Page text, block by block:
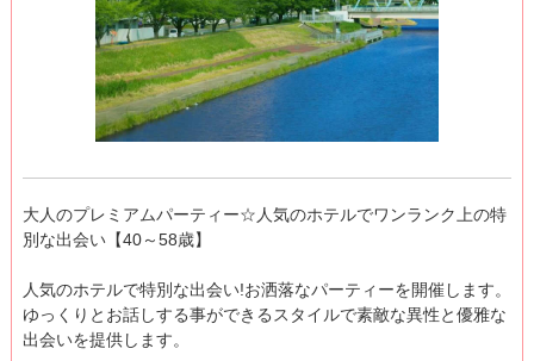
大人のプレミアムパーティー☆人気のホテルでワンランク上の特
別な出会い【40～58歳】
人気のホテルで特別な出会い!お洒落なパーティーを開催します。
ゆっくりとお話しする事ができるスタイルで素敵な異性と優雅な
出会いを提供します。